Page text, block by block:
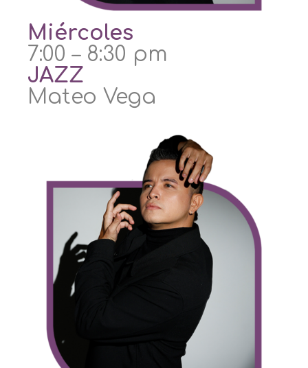
Miércoles
7:00 – 8:30 pm
JAZZ
Mateo Vega